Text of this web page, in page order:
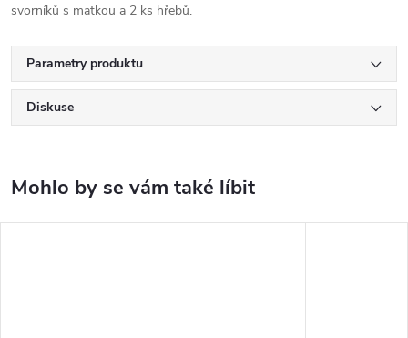
svorníků s matkou a 2 ks hřebů.
Parametry produktu
Diskuse